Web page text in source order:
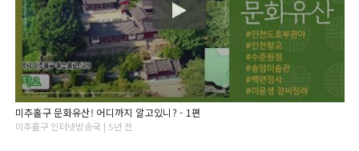
미추홀구 문화유산! 어디까지 알고있니? - 1편
미추홀구 인터넷방송국 | 5년 전